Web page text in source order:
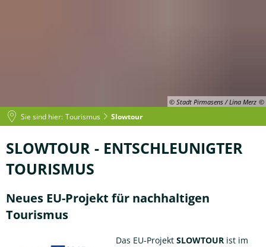
© Stadt Pirmasens / Lina Merz
Sie sind hier: Tourismus Slowtour
Slowtour
SLOWTOUR - ENTSCHLEUNIGTER
TOURISMUS
Neues EU-Projekt für nachhaltigen
Tourismus
Das EU-Projekt SLOWTOUR ist im